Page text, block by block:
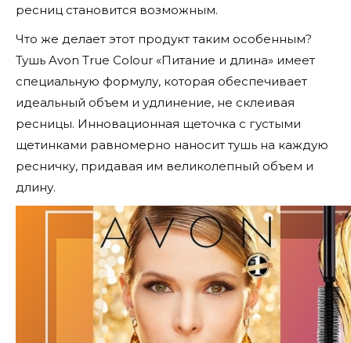
ресниц становится возможным.
Что же делает этот продукт таким особенным?
Тушь Avon True Colour «Питание и длина» имеет
специальную формулу, которая обеспечивает
идеальный объем и удлинение, не склеивая
ресницы. Инновационная щеточка с густыми
щетинками равномерно наносит тушь на каждую
ресничку, придавая им великолепный объем и
длину.